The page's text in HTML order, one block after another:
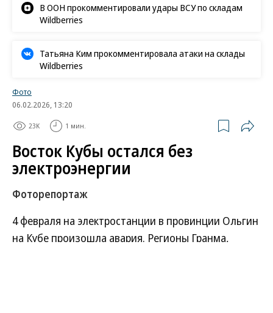
В ООН прокомментировали удары ВСУ по складам
Wildberries
Татьяна Ким прокомментировала атаки на склады
Wildberries
Фото
06.02.2026, 13:20
23K 1 мин.
Восток Кубы остался без
электроэнергии
Фоторепортаж
4 февраля на электростанции в провинции Ольгин
на Кубе произошла авария. Регионы Гранма,